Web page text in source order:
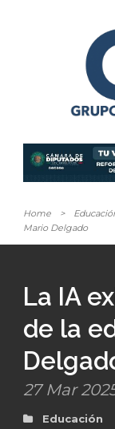
Home >
Mario Delgado
La IA
de la
27 Mar
Educación